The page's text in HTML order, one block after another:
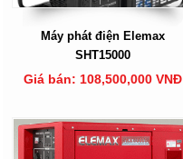
Máy phát điện Elemax
SHT15000
Giá bán: 108,500,000 VNĐ